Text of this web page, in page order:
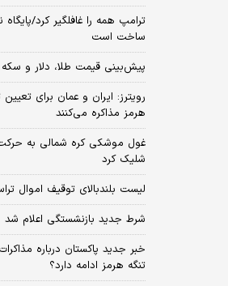
ترامپ همه را غافلگیر کرد/
ساخت است
پیش‌بینی قیمت طلا، دلار و سکه امروز
هرمز مذاکره می‌کنند
غول موشکی کره شمالی به
شلیک کرد
لیست بلندبالای توقیف اموال
شرط جدید بازنشستگی اعلام شد
خبر جدید پاکستان درباره
تنگه هرمز ادامه دارد؟